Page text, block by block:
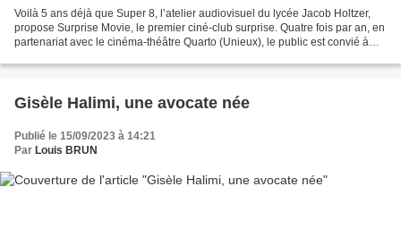
Voilà 5 ans déjà que Super 8, l’atelier audiovisuel du lycée Jacob Holtzer,
propose Surprise Movie, le premier ciné-club surprise. Quatre fois par an, en
partenariat avec le cinéma-théâtre Quarto (Unieux), le public est convié à
Gisèle Halimi, une avocate née
Publié le 15/09/2023 à 14:21
Par Louis BRUN